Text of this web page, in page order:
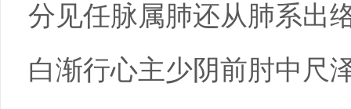
分见任脉属肺还从肺系出
白渐行心主少阴前肘中尺